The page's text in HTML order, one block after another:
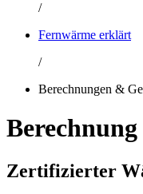
/
Fernwärme erklärt
/
Berechnungen &
Zertifizierter